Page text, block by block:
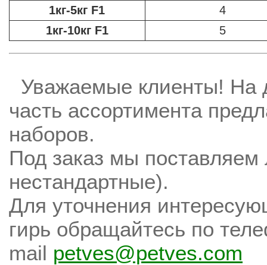
1кг-5кг F1
4
1кг-10кг F1
5
Уважаемые клиенты! На
часть ассортимента
наборов.
Под заказ мы
нестандартные).
Для уточнения
гирь обращайтесь по
mail petves@petves.com